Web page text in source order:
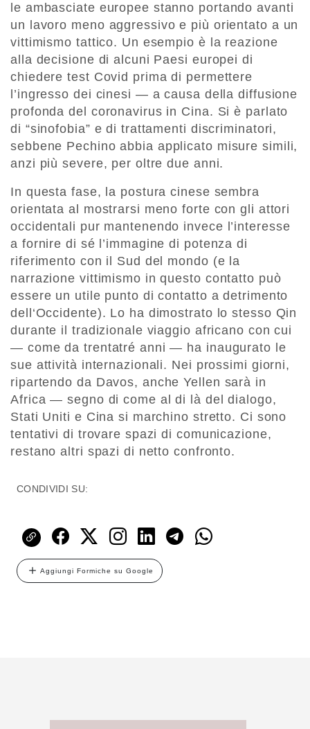
le ambasciate europee stanno portando avanti
un lavoro meno aggressivo e più orientato a un
vittimismo tattico. Un esempio è la reazione
alla decisione di alcuni Paesi europei di
chiedere test Covid prima di permettere
l’ingresso dei cinesi — a causa della diffusione
profonda del coronavirus in Cina. Si è parlato
di “sinofobia” e di trattamenti discriminatori,
sebbene Pechino abbia applicato misure simili,
anzi più severe, per oltre due anni.
In questa fase, la postura cinese sembra
orientata al mostrarsi meno forte con gli attori
occidentali pur mantenendo invece l’interesse
a fornire di sé l’immagine di potenza di
riferimento con il Sud del mondo (e la
narrazione vittimismo in questo contatto può
essere un utile punto di contatto a detrimento
dell‘Occidente). Lo ha dimostrato lo stesso Qin
durante il tradizionale viaggio africano con cui
— come da trentatré anni — ha inaugurato le
sue attività internazionali. Nei prossimi giorni,
ripartendo da Davos, anche Yellen sarà in
Africa — segno di come al di là del dialogo,
Stati Uniti e Cina si marchino stretto. Ci sono
tentativi di trovare spazi di comunicazione,
restano altri spazi di netto confronto.
CONDIVIDI SU:
Aggiungi Formiche su Google